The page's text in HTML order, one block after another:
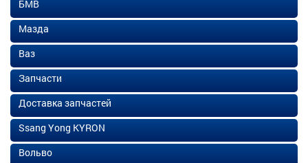
БМВ
Мазда
Ваз
Запчасти
Доставка запчастей
Ssang Yong KYRON
Вольво